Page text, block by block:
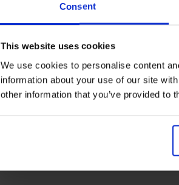
Consent
This website uses cookies
We use cookies to personalise content
information about your use of our site
other information that you’ve provided to